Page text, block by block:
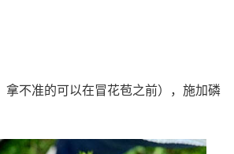
不准的可以在冒花苞之前），施加磷